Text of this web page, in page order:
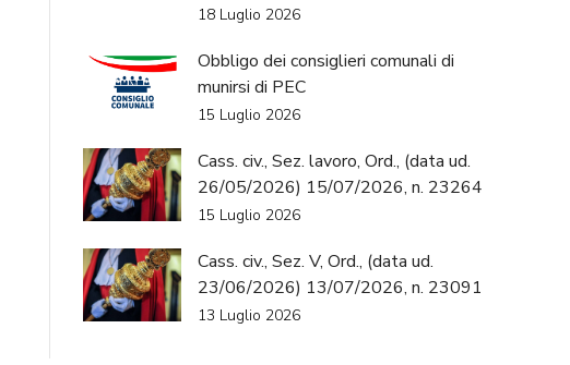
18 Luglio 2026
Obbligo dei consiglieri comunali di
munirsi di PEC
15 Luglio 2026
Cass. civ., Sez. lavoro, Ord., (data ud.
26/05/2026) 15/07/2026, n. 23264
15 Luglio 2026
Cass. civ., Sez. V, Ord., (data ud.
23/06/2026) 13/07/2026, n. 23091
13 Luglio 2026